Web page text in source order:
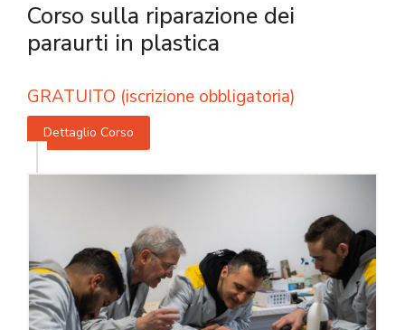
Corso sulla riparazione dei
paraurti in plastica
GRATUITO (iscrizione obbligatoria)
Dettaglio Corso